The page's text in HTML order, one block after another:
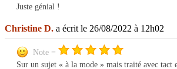
Juste génial !
Christine D. a écrit le 26/08/2022 à 12h02
Note =
Sur un sujet « à la mode » mais traité avec tact